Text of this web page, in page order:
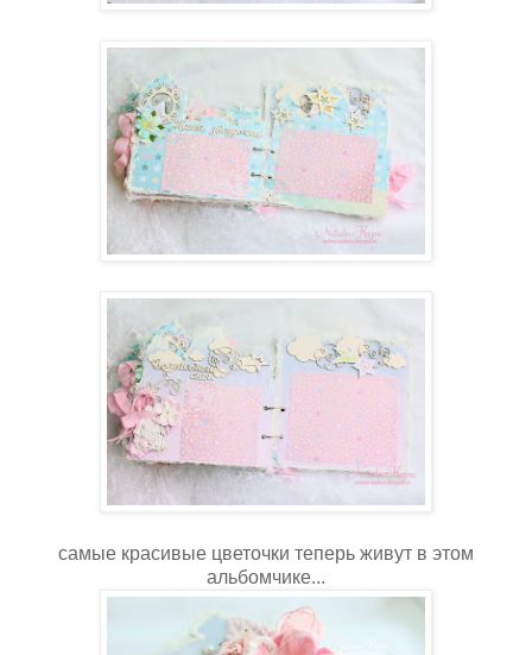
самые красивые цветочки теперь живут в этом
альбомчике...